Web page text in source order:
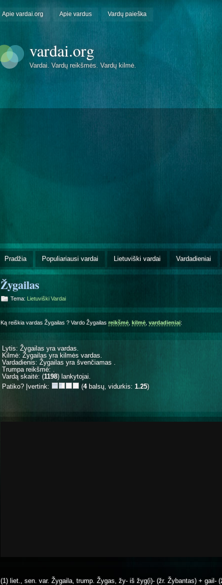
Apie vardai.org Apie vardus Vardų paieška
vardai.org
Vardai. Vardų reikšmės. Vardų kilmė.
Pradžia Populiariausi vardai Lietuviški vardai Vardadieniai
Žygailas
Tema: Lietuviški Vardai
Ką reiškia vardas Žygailas ? Vardo Žygailas reikšmė kilmė vardadieniai:
Lytis: Žygailas yra vardas.
Kilmė: Žygailas yra kilmės vardas.
Vardadienis: Žygailas yra švenčiamas
Trumpa reikšmė: .
Vardą skaitė: (1198) lankytojai.
Patiko? Įvertink:
(4balsų, vidurkis: 1.25)
(1) liet., sen. var. Žygaila, trump. Žygas, žy- iš žyg(i)- (žr. Žybantas) + gail-